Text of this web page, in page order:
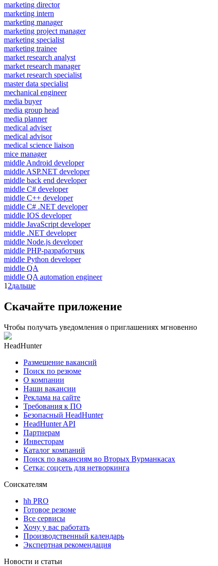
marketing director
marketing intern
marketing manager
marketing project manager
marketing specialist
marketing trainee
market research analyst
market research manager
market research specialist
master data specialist
mechanical engineer
media buyer
media group head
media planner
medical adviser
medical advisor
medical science liaison
mice manager
middle Android developer
middle ASP.NET developer
middle back end developer
middle C# developer
middle C++ developer
middle C# .NET developer
middle IOS developer
middle JavaScript developer
middle .NET developer
middle Node.js developer
middle PHP-разработчик
middle Python developer
middle QA
middle QA automation engineer
1 2дальше
Скачайте приложение
Чтобы получать уведомления о приглашениях мгновенно
HeadHunter
Размещение вакансий
Поиск по резюме
О компании
Наши вакансии
Реклама на сайте
Требования к ПО
Безопасный HeadHunter
HeadHunter API
Партнерам
Инвесторам
Каталог компаний
Поиск по вакансиям во Вторых Вурманкасах
Сетка: соцсеть для нетворкинга
Соискателям
hh PRO
Готовое резюме
Все сервисы
Хочу у вас работать
Производственный календарь
Экспертная рекомендация
Новости и статьи